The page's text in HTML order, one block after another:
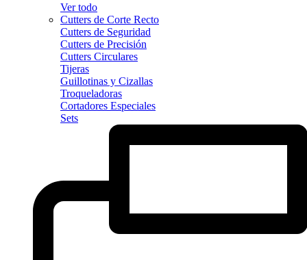
Ver todo
Cutters de Corte Recto
Cutters de Seguridad
Cutters de Precisión
Cutters Circulares
Tijeras
Guillotinas y Cizallas
Troqueladoras
Cortadores Especiales
Sets